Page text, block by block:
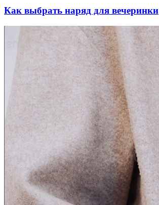
Как выбрать наряд для вечеринки